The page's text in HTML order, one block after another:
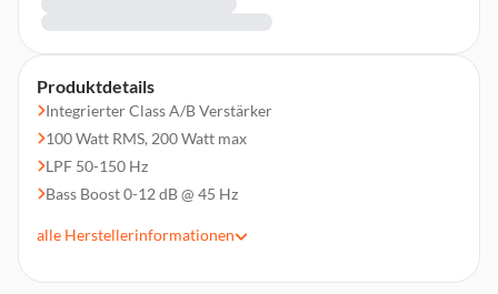
Produktdetails
Integrierter Class A/B Verstärker
100 Watt RMS, 200 Watt max
LPF 50-150 Hz
Bass Boost 0-12 dB @ 45 Hz
alle Herstellerinformationen